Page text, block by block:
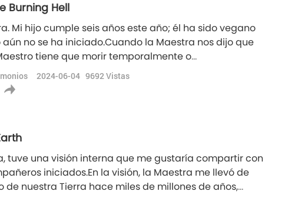
Burning Hell
Mi hijo cumple seis años este año; él ha sido vegano
no se ha iniciado.Cuando la Maestra nos dijo que
tiene que morir temporalmente o
unos días después, mi hijo tuvo una visión interior, que
estaba meditando, vi que estaba parado en una
2024-06-04 9692Vistas
tuve una visión interna que me gustaría compartir con
iniciados.En la visión, la Maestra me llevó de
de nuestra Tierra hace miles de millones de años,